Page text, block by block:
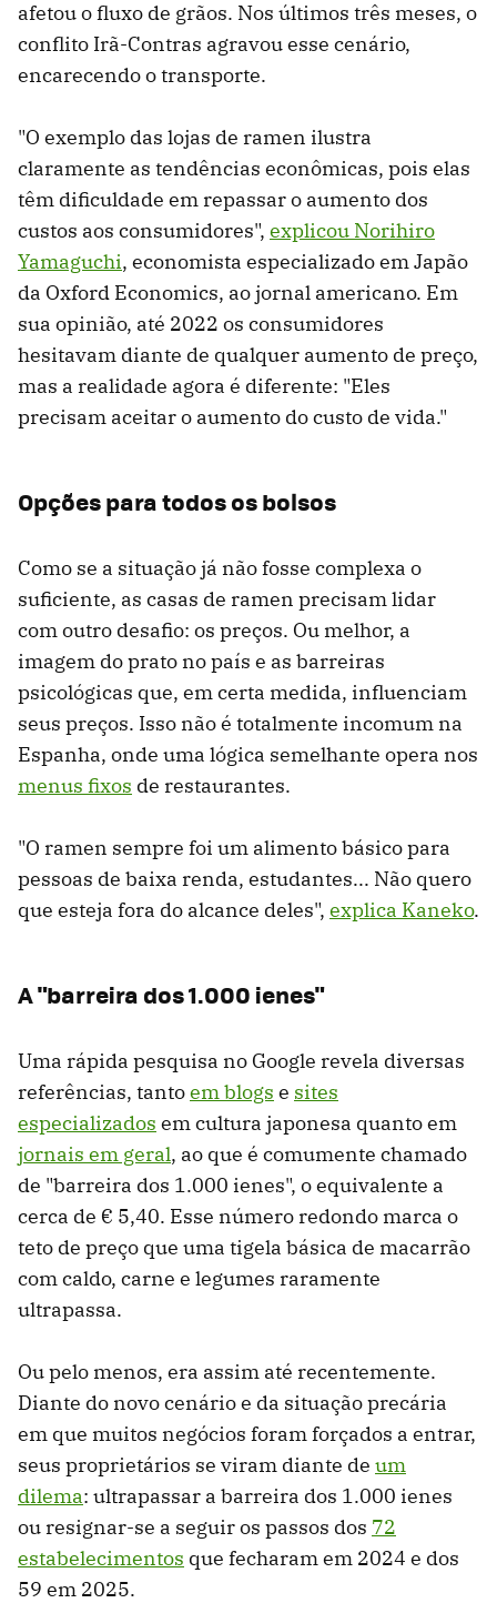
afetou o fluxo de grãos. Nos últimos três meses, o
conflito Irã-Contras agravou esse cenário,
encarecendo o transporte.
"O exemplo das lojas de ramen ilustra
claramente as tendências econômicas, pois elas
têm dificuldade em repassar o aumento dos
custos aos consumidores", explicou Norihiro
Yamaguchi, economista especializado em Japão
da Oxford Economics, ao jornal americano. Em
sua opinião, até 2022 os consumidores
hesitavam diante de qualquer aumento de preço,
mas a realidade agora é diferente: "Eles
precisam aceitar o aumento do custo de vida."
Opções para todos os bolsos
Como se a situação já não fosse complexa o
suficiente, as casas de ramen precisam lidar
com outro desafio: os preços. Ou melhor, a
imagem do prato no país e as barreiras
psicológicas que, em certa medida, influenciam
seus preços. Isso não é totalmente incomum na
Espanha, onde uma lógica semelhante opera nos
menus fixos de restaurantes.
"O ramen sempre foi um alimento básico para
pessoas de baixa renda, estudantes... Não quero
que esteja fora do alcance deles", explica Kaneko.
A "barreira dos 1.000 ienes"
Uma rápida pesquisa no Google revela diversas
referências, tantoem blogs e sites
especializados em cultura japonesa quanto em
jornais em geral, ao que é comumente chamado
de "barreira dos 1.000 ienes", o equivalente a
cerca de € 5,40. Esse número redondo marca o
teto de preço que uma tigela básica de macarrão
com caldo, carne e legumes raramente
ultrapassa.
Ou pelo menos, era assim até recentemente.
Diante do novo cenário e da situação precária
em que muitos negócios foram forçados a entrar,
seus proprietários se viram diante de um
dilema: ultrapassar a barreira dos 1.000 ienes
ou resignar-se a seguir os passos dos 72
estabelecimentos que fecharam em 2024 e dos
59 em 2025.